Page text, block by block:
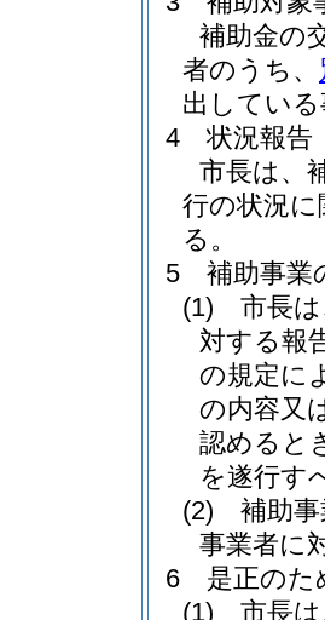
補助金の
者のうち、
出してい
4 状況報告
市長は、
行の状況
る。
5 補助事業
(1) 市長は
対する報
の規定に
の内容又
認めると
を遂行す
(2) 補助事
事業者に
6 是正のた
(1) 市長は